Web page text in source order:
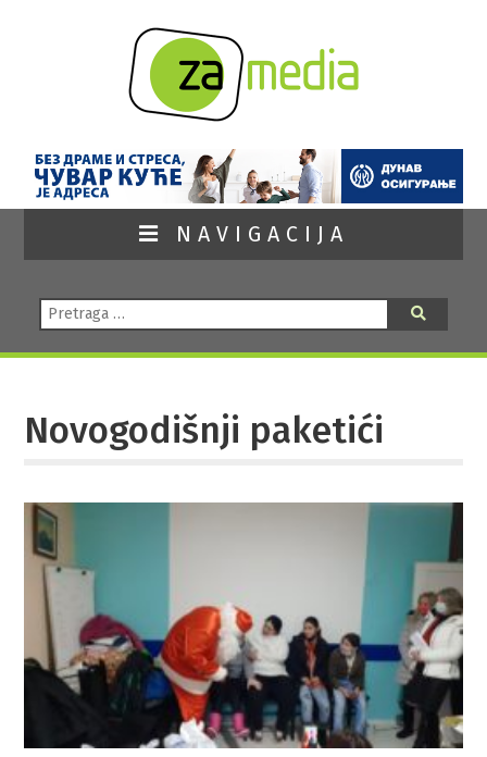
NAVIGACIJA
Pretraga:
Novogodišnji paketići